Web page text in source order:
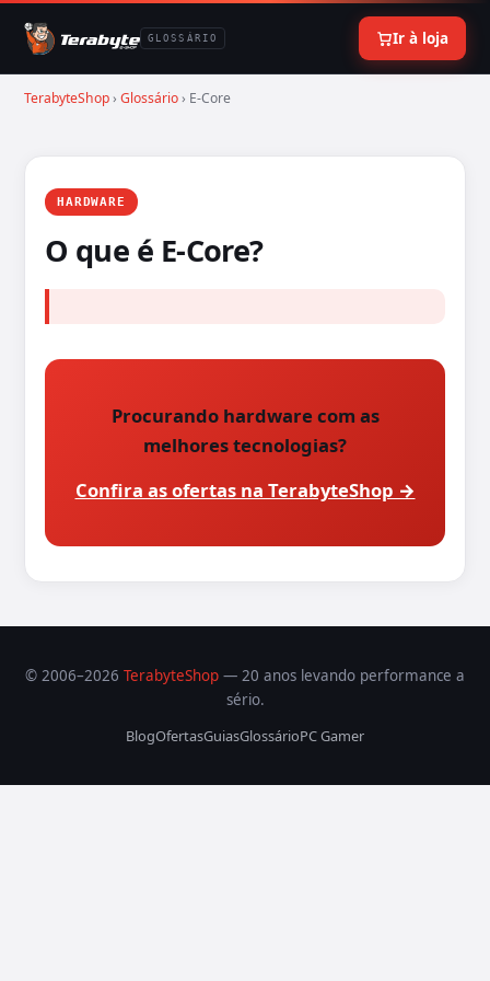
GLOSSÁRIO Ir à loja
TerabyteShop› Glossário› E-Core
HARDWARE
O que é E-Core?
Procurando hardware com as
melhores tecnologias?
Confira as ofertas na TerabyteShop →
© 2006–2026 TerabyteShop — 20 anos levando performance a
sério.
BlogOfertasGuiasGlossárioPC Gamer